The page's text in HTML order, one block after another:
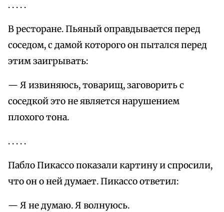
. . . . .
В ресторане. Пьяный оправдывается перед
соседом, с дамой которого он пытался перед
этим заигрывать:
— Я извиняюсь, товарищ, заговорить с
соседкой это не является нарушением
плохого тона.
. . . . .
Пабло Пикассо показали картину и спросили,
что он о ней думает. Пикассо ответил:
— Я не думаю. Я волнуюсь.